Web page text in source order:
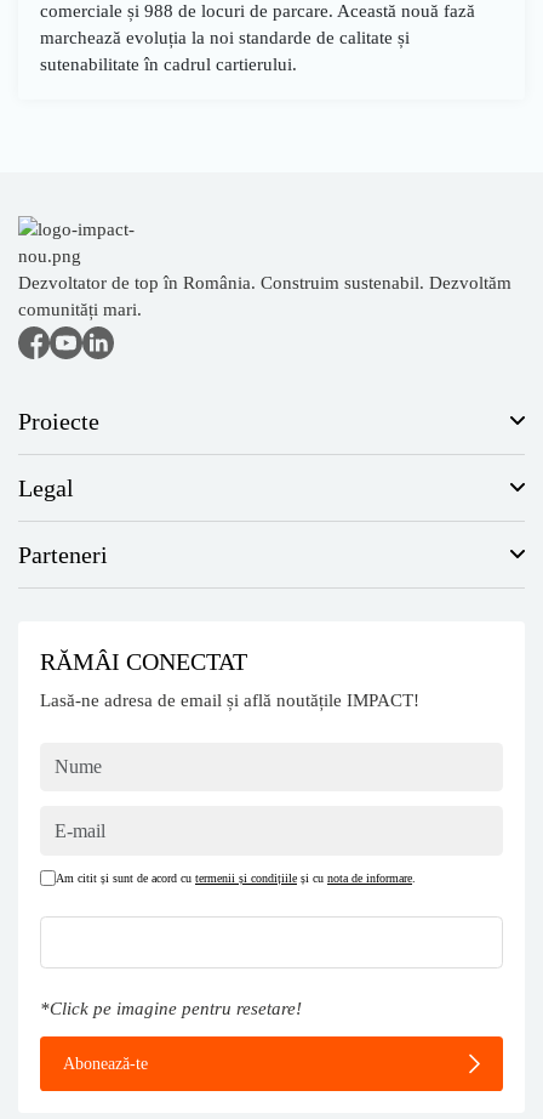
comerciale și 988 de locuri de parcare. Această nouă fază
marchează evoluția la noi standarde de calitate și
sutenabilitate în cadrul cartierului.
Dezvoltator de top în România. Construim sustenabil. Dezvoltăm
comunități mari.
Proiecte
Legal
Parteneri
RĂMÂI CONECTAT
Lasă-ne adresa de email și află noutățile IMPACT!
Am citit și sunt de acord cu termenii și condițiile și cu nota de informare
*Click pe imagine pentru resetare!
Abonează-te